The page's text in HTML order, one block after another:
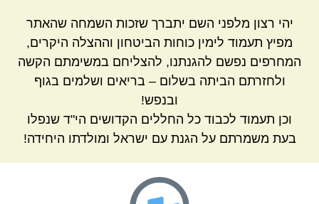
יהי רצון מלפני השם יתברך שזכות השמחה שהאתר
מפיץ תעמוד לימין כוחות הביטחון וההצלה היקרים,
המחרפים נפשם להגנתנו, להצליחם במשימתם הקשה
ולחזרתם הביתה בשלום – בריאים ושלמים בגוף
ובנפש!
וכן תעמוד לכבוד כל החללים הקדושים הי"ד שנפלו
בעת משמרתם על הגנת עם ישראל ומולדתו היחידה!